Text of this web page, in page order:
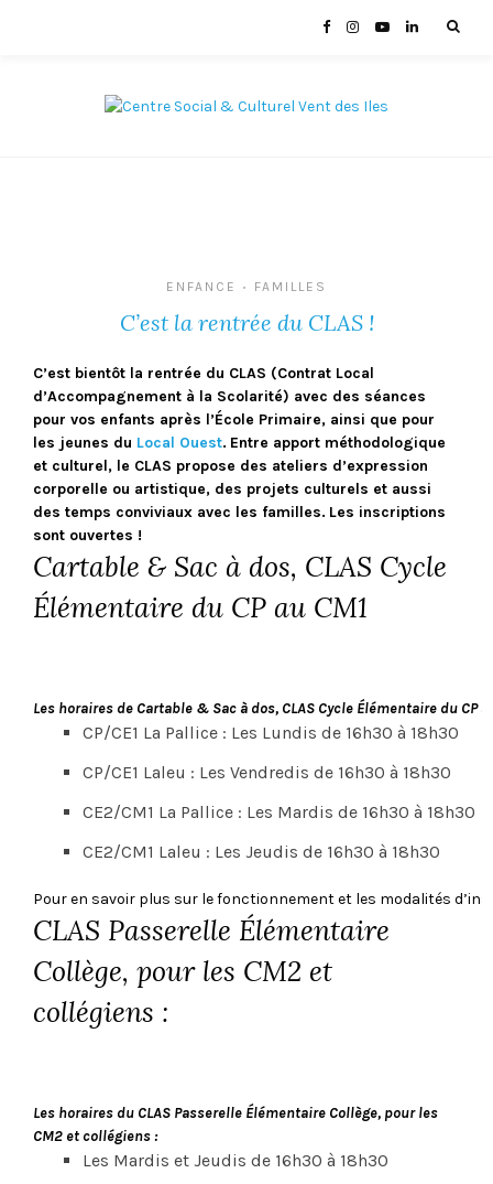
ENFANCE • FAMILLES
C’est la rentrée du CLAS !
C’est bientôt la rentrée du CLAS (Contrat Local
d’Accompagnement à la Scolarité) avec des séances
pour vos enfants après l’École Primaire, ainsi que pour
les jeunes du Local Ouest. Entre apport méthodologique
et culturel, le CLAS propose des ateliers d’expression
corporelle ou artistique, des projets culturels et aussi
des temps conviviaux avec les familles. Les inscriptions
sont ouvertes !
Cartable & Sac à dos, CLAS Cycle
Élémentaire du CP au CM1
Les horaires de Cartable & Sac à dos, CLAS Cycle Élémentaire du CP
CP/CE1 La Pallice : Les Lundis de 16h30 à 18h30
CP/CE1 Laleu : Les Vendredis de 16h30 à 18h30
CE2/CM1 La Pallice : Les Mardis de 16h30 à 18h30
CE2/CM1 Laleu : Les Jeudis de 16h30 à 18h30
Pour en savoir plus sur le fonctionnement et les modalités
CLAS Passerelle Élémentaire
Collège, pour les CM2 et
collégiens :
Les horaires du CLAS Passerelle Élémentaire Collège, pour les
CM2 et collégiens :
Les Mardis et Jeudis de 16h30 à 18h30